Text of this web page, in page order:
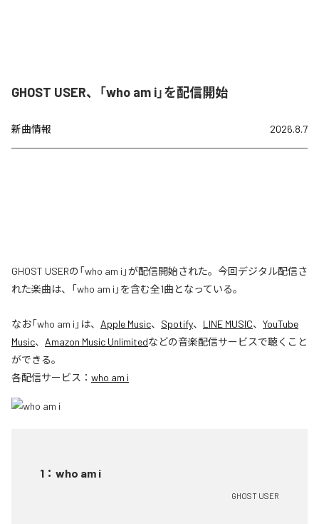
GHOST USER、「who am i」を配信開始
新曲情報 2026.8.7
GHOST USERの「who am i」が配信開始された。今回デジタル配信さ
れた楽曲は、「who am i」を含む全1曲となっている。
なお「who am i 」は、 Apple Music、 Spotify、 LINE MUSIC、 YouTube
Music、 Amazon Music Unlimitedなどの音楽配信サービスで聴くこと
ができる。
各配信サービス： who am i
1 ： who am i
GHOST USER